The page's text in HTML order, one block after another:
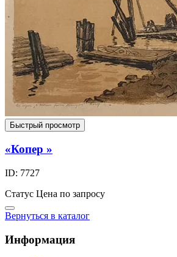
Быстрый просмотр
«Копер »
ID: 7727
Статус Цена по запросу
Вернуться в каталог
Информация